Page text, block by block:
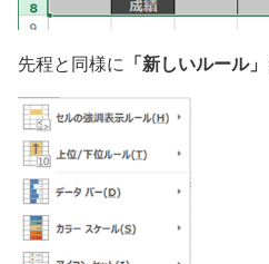
先程と同様に 「新しいルール」